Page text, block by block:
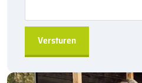
veilige afscheiding tussen de
voorkomen van wateroverlast.
betonmateriaal, zijn deze